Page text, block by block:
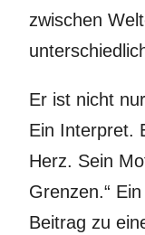
zwischen
Er ist nicht
Ein Interpret.
Herz. Sein
Grenzen.“
Beitrag zu